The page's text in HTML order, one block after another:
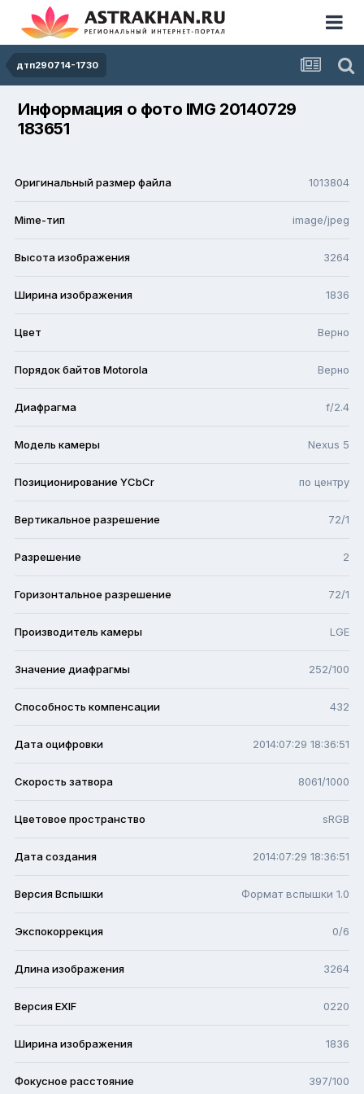
дтп290714-1730
Информация о фото IMG 20140729
183651
Оригинальный размер файла 1013804
Mime-тип image/jpeg
Высота изображения 3264
Ширина изображения 1836
Цвет Верно
Порядок байтов Motorola Верно
Диафрагма f/2.4
Модель камеры Nexus 5
Позиционирование YCbCr по центру
Вертикальное разрешение 72/1
Разрешение 2
Горизонтальное разрешение 72/1
Производитель камеры LGE
Значение диафрагмы 252/100
Способность компенсации 432
Дата оцифровки 2014:07:29 18:36:51
Скорость затвора 8061/1000
Цветовое пространство sRGB
Дата создания 2014:07:29 18:36:51
Версия Вспышки Формат вспышки 1.0
Экспокоррекция 0/6
Длина изображения 3264
Версия EXIF 0220
Ширина изображения 1836
Фокусное расстояние 397/100